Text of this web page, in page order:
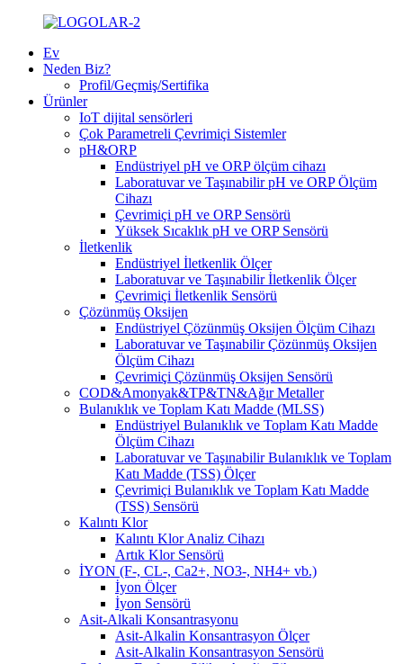
Ev
Neden Biz?
Profil/Geçmiş/Sertifika
Ürünler
IoT dijital sensörleri
Çok Parametreli Çevrimiçi Sistemler
pH&ORP
Endüstriyel pH ve ORP ölçüm cihazı
Laboratuvar ve Taşınabilir pH ve ORP Ölçüm
Cihazı
Çevrimiçi pH ve ORP Sensörü
Yüksek Sıcaklık pH ve ORP Sensörü
İletkenlik
Endüstriyel İletkenlik Ölçer
Laboratuvar ve Taşınabilir İletkenlik Ölçer
Çevrimiçi İletkenlik Sensörü
Çözünmüş Oksijen
Endüstriyel Çözünmüş Oksijen Ölçüm Cihazı
Laboratuvar ve Taşınabilir Çözünmüş Oksijen
Ölçüm Cihazı
Çevrimiçi Çözünmüş Oksijen Sensörü
COD&Amonyak&TP&TN&Ağır Metaller
Bulanıklık ve Toplam Katı Madde (MLSS)
Endüstriyel Bulanıklık ve Toplam Katı Madde
Ölçüm Cihazı
Laboratuvar ve Taşınabilir Bulanıklık ve Toplam
Katı Madde (TSS) Ölçer
Çevrimiçi Bulanıklık ve Toplam Katı Madde
(TSS) Sensörü
Kalıntı Klor
Kalıntı Klor Analiz Cihazı
Artık Klor Sensörü
İYON (F-, CL-, Ca2+, NO3-, NH4+ vb.)
İyon Ölçer
İyon Sensörü
Asit-Alkali Konsantrasyonu
Asit-Alkalin Konsantrasyon Ölçer
Asit-Alkalin Konsantrasyon Sensörü